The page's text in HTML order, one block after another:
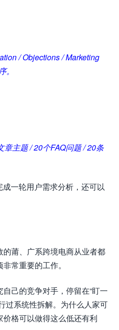
/ Objections / Marketing
主题 / 20个FAQ问题 / 20条
一轮用户需求分析，还可以
莆、广系跨境电商从业者都
常重要的工作。
己的竞争对手，停留在“盯一
过系统性拆解。为什么人家可
格可以做得这么低还有利